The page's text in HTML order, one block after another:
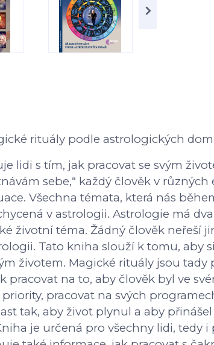
rituály podle astrologických
lidi s tím, jak pracovat se svým
sebe,“ každý člověk v různých
Všechna témata, která nás
v astrologii. Astrologie má
životní téma. Žádný člověk neřeší
Tato kniha slouží k tomu, aby
životem. Magické rituály jsou tady
pracovat na to, aby člověk byl ve
pracovat na svých
tak, aby život plynul a aby
je určená pro všechny lidi, tedy i